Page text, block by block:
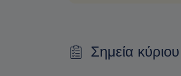
Σημεία